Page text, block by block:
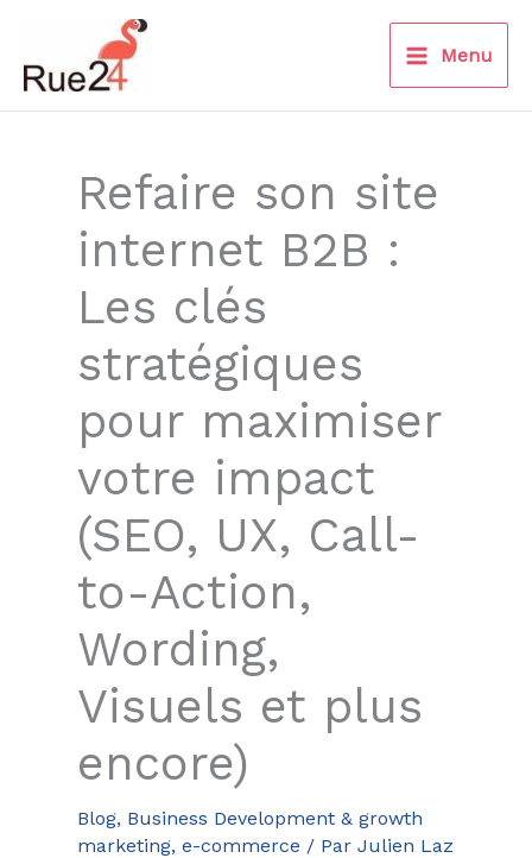
contenu
Menu
Refaire son site
internet B2B :
Les clés
stratégiques
pour maximiser
votre impact
(SEO, UX, Call-
to-Action,
Wording,
Visuels et plus
encore)
Blog, Business Development & growth
marketing, e-commerce / Par Julien Laz